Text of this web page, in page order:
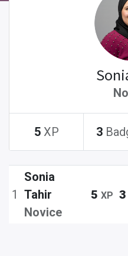
5 XP 3
1
Sonia
Tahir
Novice
5 XP 3